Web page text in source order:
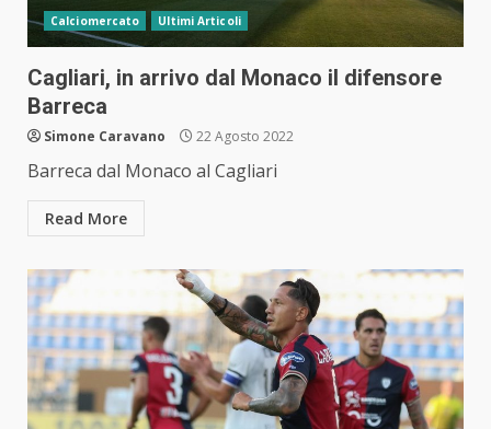
Calciomercato Ultimi Articoli
Cagliari, in arrivo dal Monaco il difensore
Barreca
Simone Caravano 22 Agosto 2022
Barreca dal Monaco al Cagliari
Read More